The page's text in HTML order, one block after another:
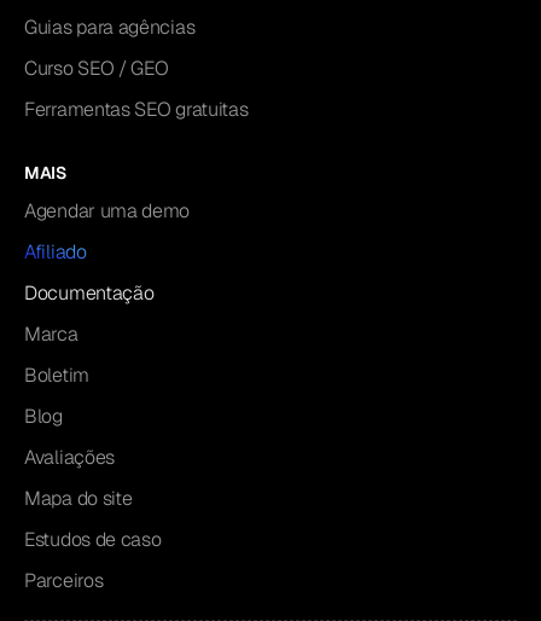
Guias para agências
Curso SEO / GEO
Ferramentas SEO gratuitas
MAIS
Agendar uma demo
Afiliado
Documentação
Marca
Boletim
Blog
Avaliações
Mapa do site
Estudos de caso
Parceiros